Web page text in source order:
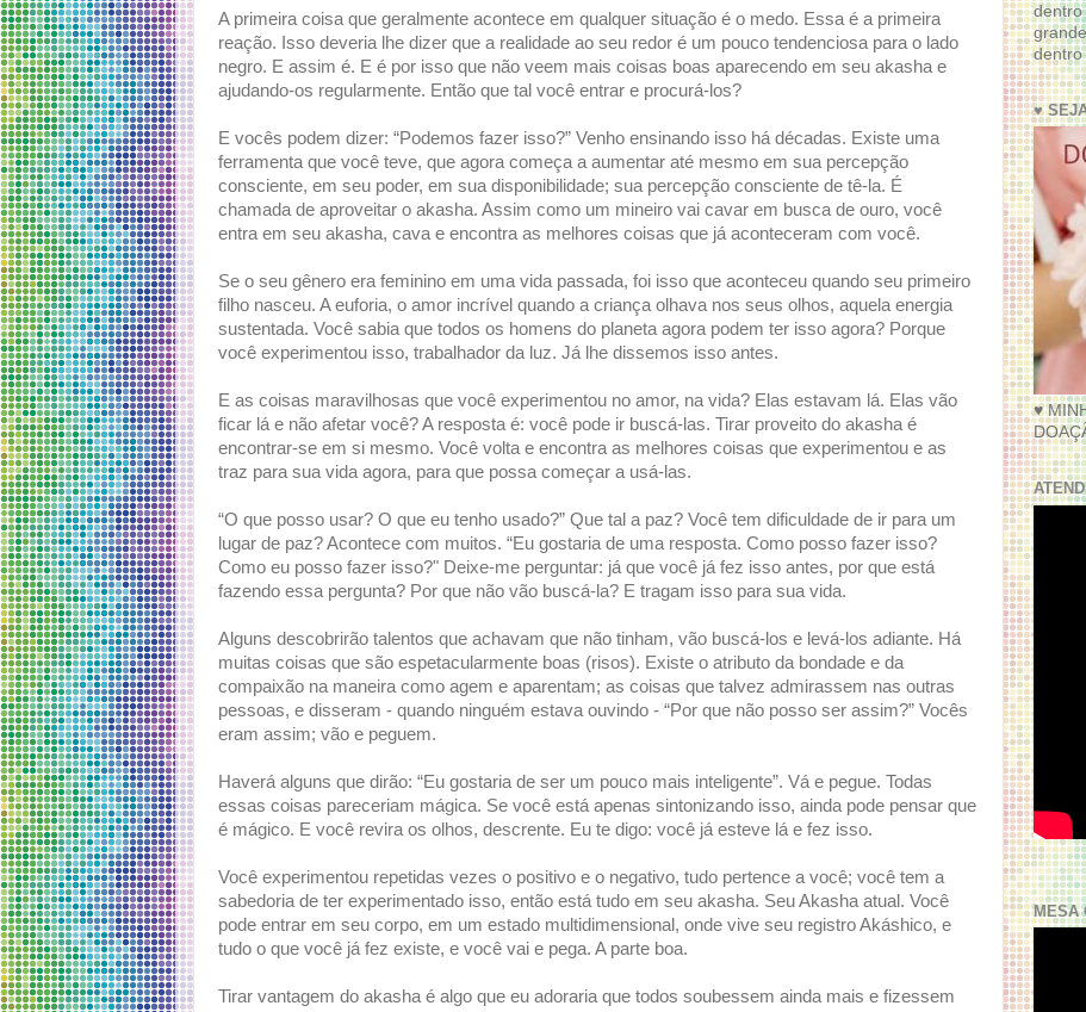
A primeira coisa que geralmente acontece em qualquer situação é o medo. Essa é a primeira
reação. Isso deveria lhe dizer que a realidade ao seu redor é um pouco tendenciosa para o lado
negro. E assim é. E é por isso que não veem mais coisas boas aparecendo em seu akasha e
ajudando-os regularmente. Então que tal você entrar e procurá-los?
E vocês podem dizer: “Podemos fazer isso?” Venho ensinando isso há décadas. Existe uma
ferramenta que você teve, que agora começa a aumentar até mesmo em sua percepção
consciente, em seu poder, em sua disponibilidade; sua percepção consciente de tê-la. É
chamada de aproveitar o akasha. Assim como um mineiro vai cavar em busca de ouro, você
entra em seu akasha, cava e encontra as melhores coisas que já aconteceram com você.
Se o seu gênero era feminino em uma vida passada, foi isso que aconteceu quando seu primeiro
filho nasceu. A euforia, o amor incrível quando a criança olhava nos seus olhos, aquela energia
sustentada. Você sabia que todos os homens do planeta agora podem ter isso agora? Porque
você experimentou isso, trabalhador da luz. Já lhe dissemos isso antes.
E as coisas maravilhosas que você experimentou no amor, na vida? Elas estavam lá. Elas vão
ficar lá e não afetar você? A resposta é: você pode ir buscá-las. Tirar proveito do akasha é
encontrar-se em si mesmo. Você volta e encontra as melhores coisas que experimentou e as
traz para sua vida agora, para que possa começar a usá-las.
“O que posso usar? O que eu tenho usado?” Que tal a paz? Você tem dificuldade de ir para um
lugar de paz? Acontece com muitos. “Eu gostaria de uma resposta. Como posso fazer isso?
Como eu posso fazer isso?" Deixe-me perguntar: já que você já fez isso antes, por que está
fazendo essa pergunta? Por que não vão buscá-la? E tragam isso para sua vida.
Alguns descobrirão talentos que achavam que não tinham, vão buscá-los e levá-los adiante. Há
muitas coisas que são espetacularmente boas (risos). Existe o atributo da bondade e da
compaixão na maneira como agem e aparentam; as coisas que talvez admirassem nas outras
pessoas, e disseram - quando ninguém estava ouvindo - “Por que não posso ser assim?” Vocês
eram assim; vão e peguem.
Haverá alguns que dirão: “Eu gostaria de ser um pouco mais inteligente”. Vá e pegue. Todas
essas coisas pareceriam mágica. Se você está apenas sintonizando isso, ainda pode pensar que
é mágico. E você revira os olhos, descrente. Eu te digo: você já esteve lá e fez isso.
Você experimentou repetidas vezes o positivo e o negativo, tudo pertence a você; você tem a
sabedoria de ter experimentado isso, então está tudo em seu akasha. Seu Akasha atual. Você
pode entrar em seu corpo, em um estado multidimensional, onde vive seu registro Akáshico, e
tudo o que você já fez existe, e você vai e pega. A parte boa.
Tirar vantagem do akasha é algo que eu adoraria que todos soubessem ainda mais e fizessem
dentro
dentro
♥
♥
MESA